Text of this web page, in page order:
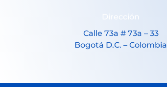
Dirección
Calle 73a # 73a – 33
Bogotá D.C. – Colombia